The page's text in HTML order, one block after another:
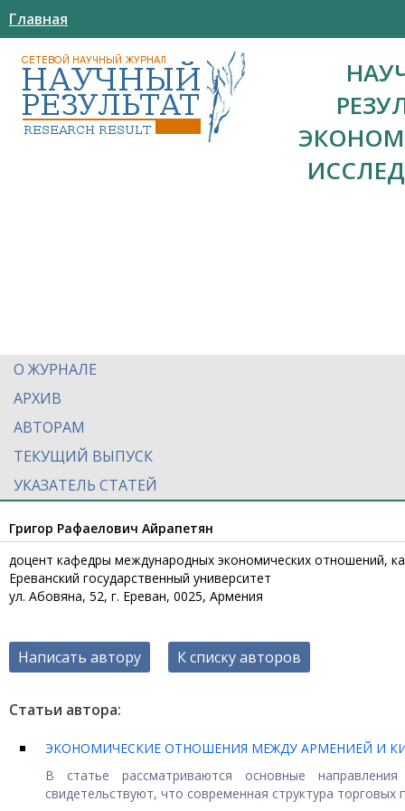
Главная
О ЖУРНАЛЕ
АРХИВ
АВТОРАМ
ТЕКУЩИЙ ВЫПУСК
УКАЗАТЕЛЬ СТАТЕЙ
Григор Рафаелович Айрапетян
доцент кафедры международных экономических отношений,
Ереванский государственный университет
ул. Абовяна, 52, г. Ереван, 0025, Армения
Написать автору К списку авторов
Статьи автора:
ЭКОНОМИЧЕСКИЕ ОТНОШЕНИЯ МЕЖДУ АРМЕНИЕЙ И
В статье рассматриваются основные
свидетельствуют, что современная структура торговых